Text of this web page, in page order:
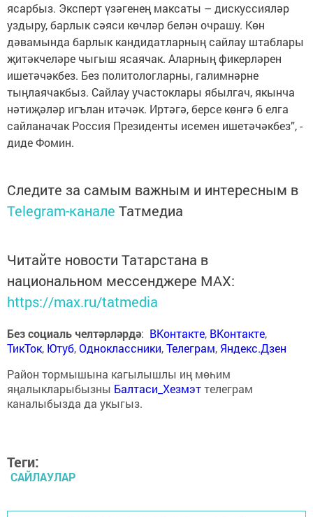
ясарбыз. Эксперт үзәгенең максаты – дискуссияләр
уздыру, барлык сәяси көчләр белән очрашу. Көн
дәвамында барлык кандидатларның сайлау штаблары
җитәкчеләре чыгыш ясаячак. Аларның фикерләрен
ишетәчәкбез. Без политологларны, галимнәрне
тыңлаячакбыз. Сайлау участоклары ябылгач, якынча
нәтиҗәләр игълан итәчәк. Иртәгә, берсе көнгә 6 елга
сайланачак Россия Президенты исемен ишетәчәкбез”, -
диде Фомин.
Следите за самым важным и интересным в
Telegram-канале Татмедиа
Читайте новости Татарстана в
национальном мессенджере MАХ:
https://max.ru/tatmedia
Без социаль челтәрләрдә: ВКонтакте, ВКонтакте,
ТикТок, Ютуб,Одноклассники,Телеграм, Яндекс.Дзен
Район тормышына кагылышлы иң мөһим
яңалыкларыбызны Балтаси_Хезмэттелеграм
каналыбызда да укыгыз.
Теги:
САЙЛАУЛАР